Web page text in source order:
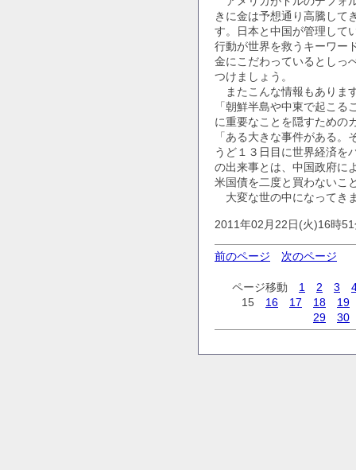
きに金は予想通り高騰して
す。日本と中国が管理して
行動が世界を救うキーワー
金にこだわっているとしっ
つけましょう。
またこんな情報もありま
「朝鮮半島や中東で起こ
に重要なことを隠すための
「ある大きな事件がある
うど１３日目に世界経済を
の出来事とは、中国政府に
米国債を二度と買わないこ
大変な世の中になってき
2011年02月22日(火)16時
前のページ 次のページ
ページ移動 1 2 3
15
16 17 18
19
29
30